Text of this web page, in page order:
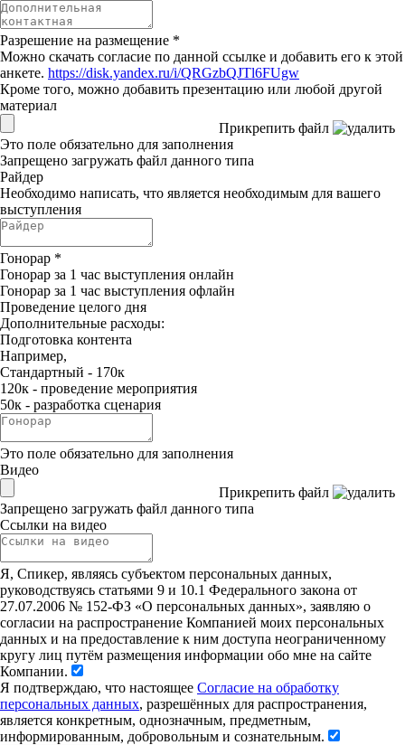
Разрешение на размещение *
Можно скачать согласие по данной ссылке и добавить его к этой
анкете. https://disk.yandex.ru/i/QRGzbQJTl6FUgw
Кроме того, можно добавить презентацию или любой другой
материал
Прикрепить файл
Это поле обязательно для заполнения
Запрещено загружать файл данного типа
Райдер
Необходимо написать, что является необходимым для вашего
выступления
Гонорар *
Гонорар за 1 час выступления онлайн
Гонорар за 1 час выступления офлайн
Проведение целого дня
Дополнительные расходы:
Подготовка контента
Например,
Стандартный - 170к
120к - проведение мероприятия
50к - разработка сценария
Это поле обязательно для заполнения
Видео
Прикрепить файл
Запрещено загружать файл данного типа
Ссылки на видео
Я, Спикер, являясь субъектом персональных данных,
руководствуясь статьями 9 и 10.1 Федерального закона от
27.07.2006 № 152-ФЗ «О персональных данных», заявляю о
согласии на распространение Компанией моих персональных
данных и на предоставление к ним доступа неограниченному
кругу лиц путём размещения информации обо мне на сайте
Компании.
Я подтверждаю, что настоящее Согласие на обработку
персональных данных, разрешённых для распространения,
является конкретным, однозначным, предметным,
информированным, добровольным и сознательным.